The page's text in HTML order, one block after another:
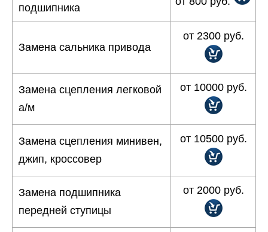
подшипника
Замена сальника привода
от 2300 руб.
Замена сцепления легковой
а/м
от 10000 руб.
Замена сцепления минивен,
джип, кроссовер
от 10500 руб.
Замена подшипника
передней ступицы
от 2000 руб.